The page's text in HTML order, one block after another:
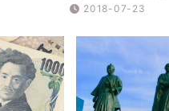
2018-07-23